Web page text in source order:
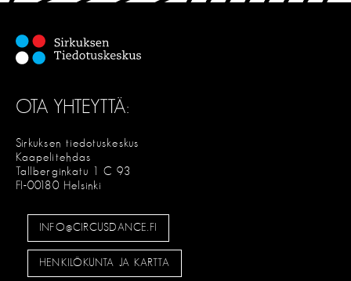
OTA YHTEYTTÄ:
Sirkuksen tiedotuskeskus
Kaapelitehdas
Tallberginkatu 1 C 93
FI-00180 Helsinki
INFO@CIRCUSDANCE.FI
HENKILÖKUNTA JA KARTTA